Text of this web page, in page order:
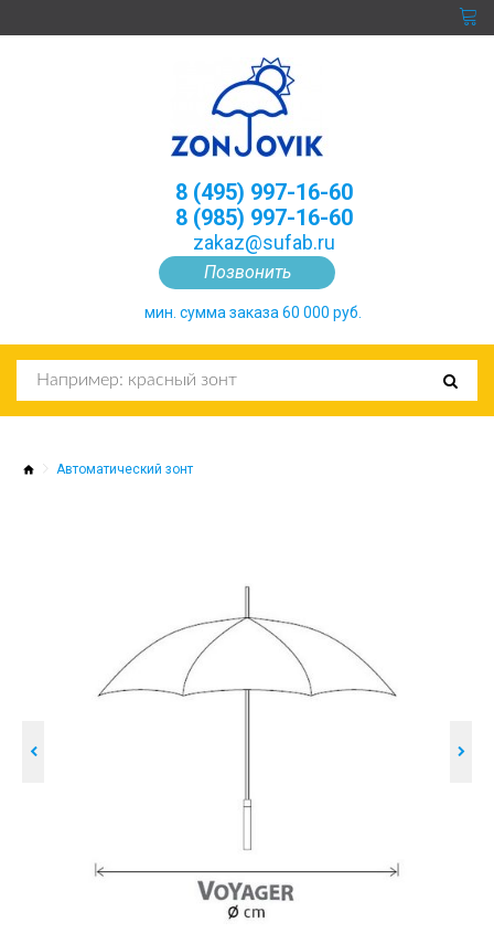
Позвонить
8 (495) 997-16-60
8 (985) 997-16-60
zakaz@sufab.ru
мин. сумма заказа 60 000 руб.
Автоматический зонт